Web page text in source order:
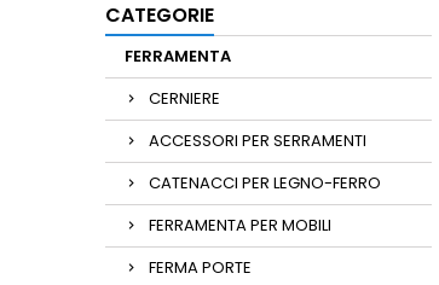
CATEGORIE
FERRAMENTA
CERNIERE
ACCESSORI PER SERRAMENTI
CATENACCI PER LEGNO-FERRO
FERRAMENTA PER MOBILI
FERMA PORTE